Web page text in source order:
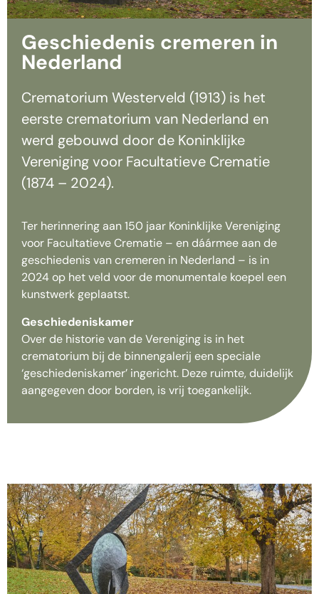
Geschiedenis cremeren in
Nederland
Crematorium Westerveld (1913) is het
eerste crematorium van Nederland en
werd gebouwd door de Koninklijke
Vereniging voor Facultatieve Crematie
(1874 – 2024).
Ter herinnering aan 150 jaar Koninklijke Vereniging
voor Facultatieve Crematie – en dáármee aan de
geschiedenis van cremeren in Nederland – is in
2024 op het veld voor de monumentale koepel een
kunstwerk geplaatst.
Geschiedeniskamer
Over de historie van de Vereniging is in het
crematorium bij de binnengalerij een speciale
‘geschiedeniskamer’ ingericht. Deze ruimte, duidelijk
aangegeven door borden, is vrij toegankelijk.